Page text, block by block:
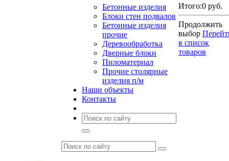
Бетонные изделия
Блоки стен подвалов
Бетонные изделия
прочие
Деревообработка
Дверные блоки
Пиломатериал
Прочие столярные
изделия п/м
Наши объекты
Контакты
Итого:0 руб.
Продолжить
выбор
в список
товаров